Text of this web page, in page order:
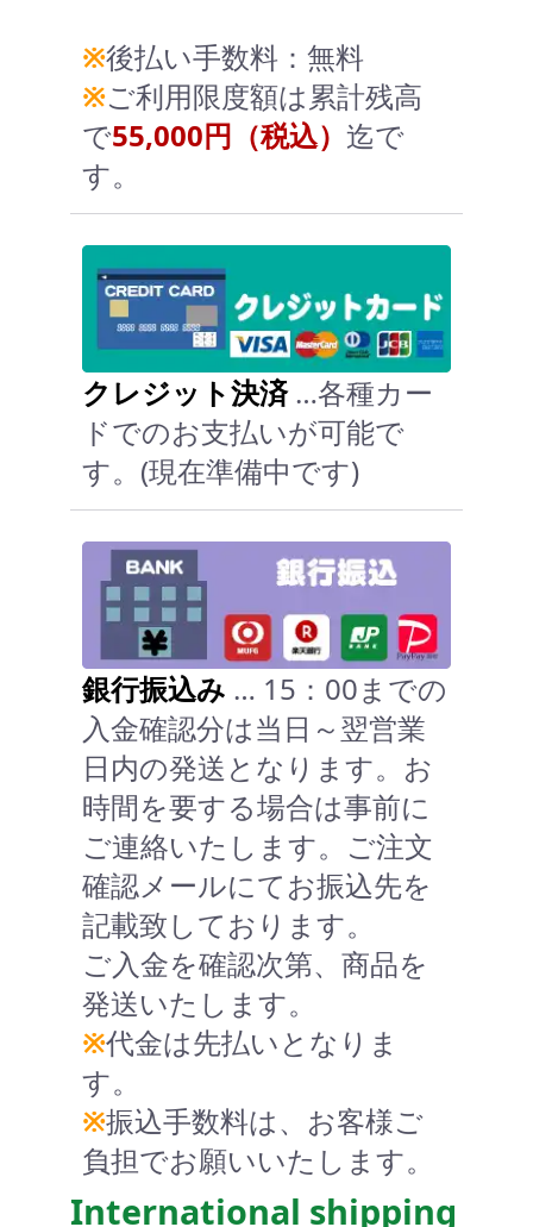
※後払い手数料：無料
※ご利用限度額は累計残高
で55,000円（税込） 迄で
す。
クレジット決済…各種カー
ドでのお支払いが可能で
す。(現在準備中です)
銀行振込み … 15：00までの
入金確認分は当日～翌営業
日内の発送となります。お
時間を要する場合は事前に
ご連絡いたします。ご注文
確認メールにてお振込先を
記載致しております。
ご入金を確認次第、商品を
発送いたします。
※代金は先払いとなりま
す。
※振込手数料は、お客様ご
負担でお願いいたします。
International shipping